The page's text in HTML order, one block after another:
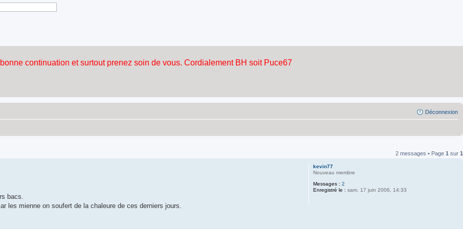
Déconnexion
2 messages • Page 1 sur 1
kevin77
Nouveau membre
Messages : 2
Enregistré le : sam. 17 juin 2006, 14:33
bacs.
les mienne on soufert de la chaleure de ces derniers jours.